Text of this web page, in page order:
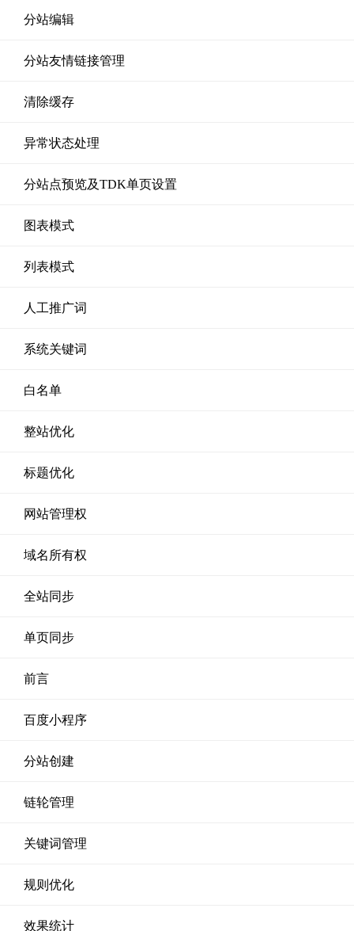
分站编辑
分站友情链接管理
清除缓存
异常状态处理
分站点预览及TDK单页设置
图表模式
列表模式
人工推广词
系统关键词
白名单
整站优化
标题优化
网站管理权
域名所有权
全站同步
单页同步
前言
百度小程序
分站创建
链轮管理
关键词管理
规则优化
效果统计